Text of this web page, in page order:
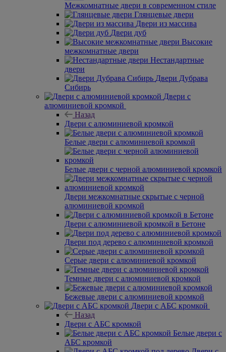
Межкомнатные двери в современном стиле
Глянцевые двери
Двери из массива
Двери дуб
Высокие
межкомнатные двери
Нестандартные
двери
Двери Дубрава
Сибирь
Двери с
алюминиевой кромкой
Назад
Двери с алюминиевой кромкой
Белые двери с алюминиевой кромкой
Белые двери с черной алюминиевой кромкой
Двери межкомнатные скрытые с черной
алюминиевой кромкой
Двери с алюминиевой кромкой в Бетоне
Двери под дерево с алюминиевой кромкой
Серые двери с алюминиевой кромкой
Темные двери с алюминиевой кромкой
Бежевые двери с алюминиевой кромкой
Двери с АБС кромкой
Назад
Двери с АБС кромкой
Белые двери с
АБС кромкой